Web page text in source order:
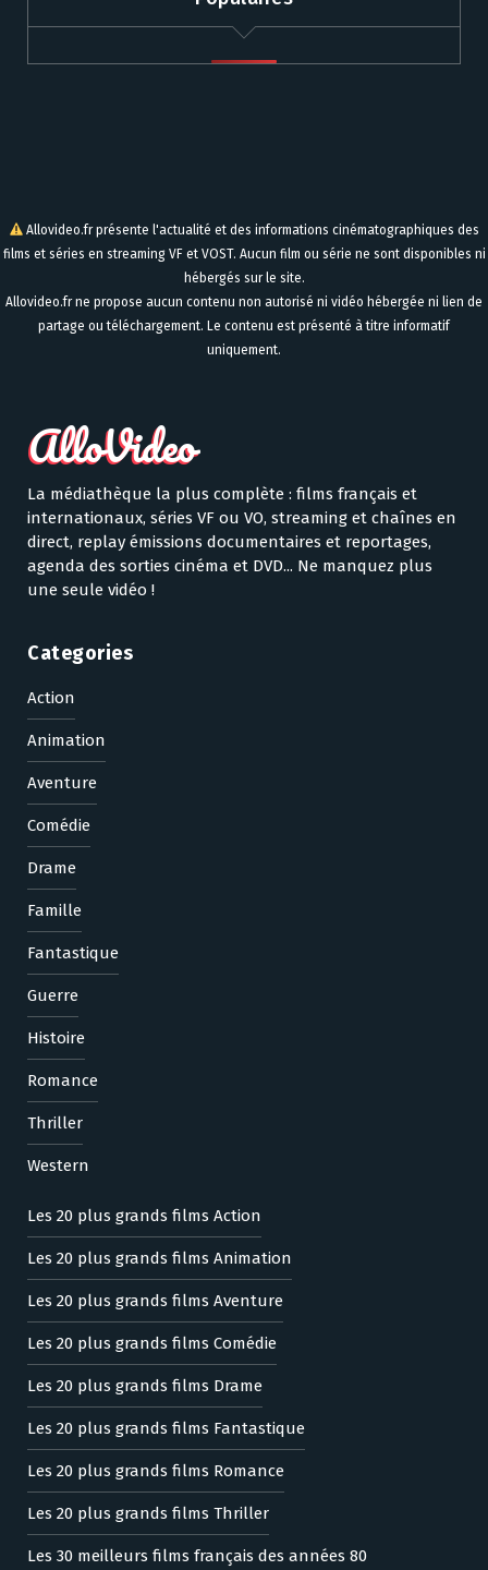
Allovideo.fr présente l'actualité et des informations cinématographiques des
films et séries en streaming VF et VOST. Aucun film ou série ne sont disponibles ni
hébergés sur le site.
Allovideo.fr ne propose aucun contenu non autorisé ni vidéo hébergée ni lien de
partage ou téléchargement. Le contenu est présenté à titre informatif
uniquement.
La médiathèque la plus complète : films français et
internationaux, séries VF ou VO, streaming et chaînes en
direct, replay émissions documentaires et reportages,
agenda des sorties cinéma et DVD... Ne manquez plus
une seule vidéo !
Categories
Action
Animation
Aventure
Comédie
Drame
Famille
Fantastique
Guerre
Histoire
Romance
Thriller
Western
Les 20 plus grands films Action
Les 20 plus grands films Animation
Les 20 plus grands films Aventure
Les 20 plus grands films Comédie
Les 20 plus grands films Drame
Les 20 plus grands films Fantastique
Les 20 plus grands films Romance
Les 20 plus grands films Thriller
Les 30 meilleurs films français des années 80